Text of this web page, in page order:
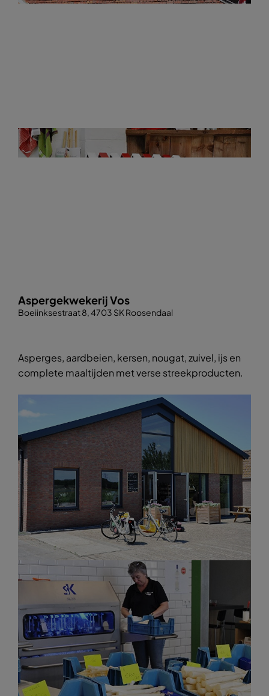
Aspergekwekerij Vos
Boeiinksestraat 8, 4703 SK Roosendaal
Asperges, aardbeien, kersen, nougat, zuivel, ijs en
complete maaltijden met verse streekproducten.